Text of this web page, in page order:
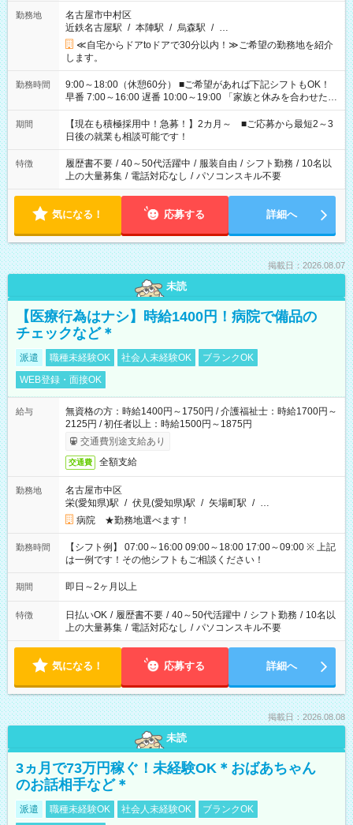
勤務地
名古屋市中村区
近鉄名古屋駅 / 本陣駅 / 烏森駅 / …
≪自宅からドアtoドアで30分以内！≫ご希望の勤務地を紹介
します。
勤務時間
9:00～18:00（休憩60分） ■ご希望があれば下記シフトもOK！
早番 7:00～16:00 遅番 10:00～19:00 「家族と休みを合わせた
い」 「余裕を持って夕飯の準備がしたい」 「できれば残業はし
たくない」 など、ご希望を教えてくださいね。 ※Wワーク希望
の方へ 今ご覧のお仕事で希望する勤務時間と、もう1つのお仕事
の勤務時間。 合計で週40時間を超える場合は応募できません。
期間
【現在も積極採用中！急募！】2カ月～ ■ご応募から最短2～3
日後の就業も相談可能です！
特徴 履歴書不要 / 40～50代活躍中 / 服装自由 / シフト勤務 / 10名以
上の大量募集 / 電話対応なし / パソコンスキル不要
気になる！ 応募する 詳細へ
掲載日：2026.08.07
未読
【医療行為はナシ】時給1400円！病院で備品の
チェックなど＊
派遣 職種未経験OK 社会人未経験OK
ブランクOK
WEB登録・面接OK
給与
無資格の方：時給1400円～1750円 / 介護福祉士：時給1700円～
2125円 / 初任者以上：時給1500円～1875円
交通費別途支給あり
交通費 全額支給
勤務地
名古屋市中区
栄(愛知県)駅 / 伏見(愛知県)駅 / 矢場町駅 / …
病院 ★勤務地選べます！
勤務時間
【シフト例】 07:00～16:00 09:00～18:00 17:00～09:00 ※ 上記
は一例です！その他シフトもご相談ください！
期間 即日～2ヶ月以上
特徴 日払いOK / 履歴書不要 / 40～50代活躍中 / シフト勤務 / 10名以
上の大量募集 / 電話対応なし / パソコンスキル不要
気になる！ 応募する 詳細へ
掲載日：2026.08.08
未読
3ヵ月で73万円稼ぐ！未経験OK＊おばあちゃん
のお話相手など＊
派遣 職種未経験OK 社会人未経験OK
ブランクOK